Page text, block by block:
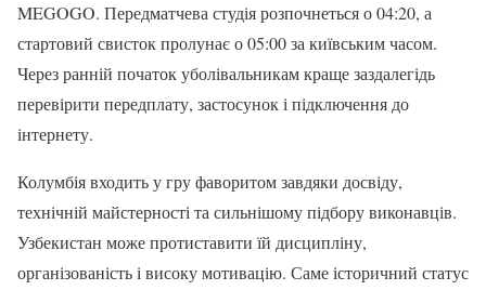
MEGOGO. Передматчева студія розпочнеться о 04:20, а
стартовий свисток пролунає о 05:00 за київським часом.
Через ранній початок уболівальникам краще заздалегідь
перевірити передплату, застосунок і підключення до
інтернету.
Колумбія входить у гру фаворитом завдяки досвіду,
технічній майстерності та сильнішому підбору виконавців.
Узбекистан може протиставити їй дисципліну,
організованість і високу мотивацію. Саме історичний статус